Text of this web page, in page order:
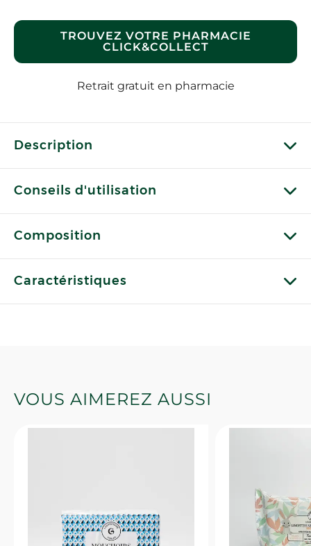
TROUVEZ VOTRE PHARMACIE
CLICK&COLLECT
Retrait gratuit en pharmacie
Description
Conseils d'utilisation
Composition
Caractéristiques
VOUS AIMEREZ AUSSI